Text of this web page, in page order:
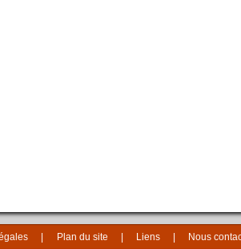
Plan du site Liens Nous